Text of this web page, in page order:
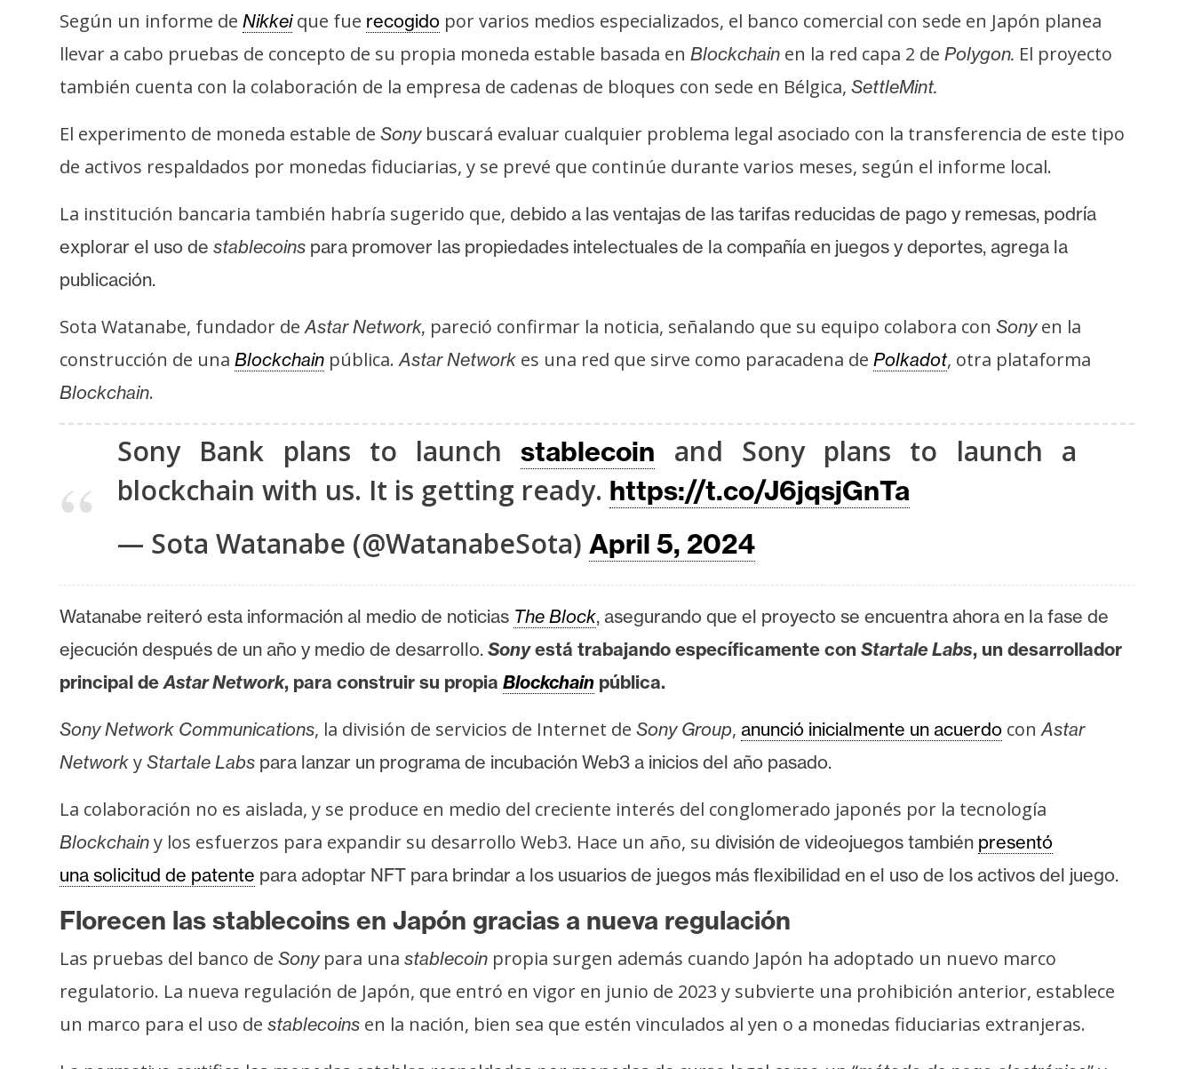
e
s
a
T
e
a
s
e
c
r
s
n
t
c
t
y
P
b
i
c
d
d
Según un informe de Nikkeique fue recogido por varios medios especializados, el banco comercial con sede en Japón planea
llevar a cabo pruebas de concepto de su propia moneda estable basada en Blockchain en la red capa 2 de Polygon. El proyecto
también cuenta con la colaboración de la empresa de cadenas de bloques con sede en Bélgica, SettleMint.
El experimento de moneda estable de Sonybuscará evaluar cualquier problema legal asociado con la transferencia de este tipo
de activos respaldados por monedas fiduciarias, y se prevé que continúe durante varios meses, según el informe local.
La institución bancaria también habría sugerido que, debido a las ventajas de las tarifas reducidas de pago y remesas, podría
explorar el uso de stablecoins para promover las propiedades intelectuales de la compañía en juegos y deportes, agrega la
publicación.
Sota Watanabe, fundador de Astar Network, pareció confirmar la noticia, señalando que su equipo colabora con Sonyen la
construcción de una Blockchain pública.Astar Network es una red que sirve como paracadena de Polkadot, otra plataforma
Blockchain.
Sony Bank plans to launchstablecoin and Sony plans to launch a
blockchain with us. It is getting ready. https://t.co/J6jqsjGnTa
— Sota Watanabe (@WatanabeSota) April 5, 2024
Watanabe reiteró esta información al medio de noticias The Block, asegurando que el proyecto se encuentra ahora en la fase de
ejecución después de un año y medio de desarrollo. Sonyestá trabajando específicamente con Startale Labs, un desarrollador
principal de Astar Network, para construir su propia Blockchain pública.
Sony Network Communications, la división de servicios de Internet de Sony Group, anunció inicialmente un acuerdo conAstar
Network y Startale Labs para lanzar un programa de incubación Web3 a inicios del año pasado.
La colaboración no es aislada, y se produce en medio del creciente interés del conglomerado japonés por la tecnología
Blockchain y los esfuerzos para expandir su desarrollo Web3. Hace un año, su división de videojuegos también presentó
una solicitud de patente para adoptar NFT para brindar a los usuarios de juegos más flexibilidad en el uso de los activos del juego.
Florecen las stablecoins en Japón gracias a nueva regulación
Las pruebas del banco de Sonypara una stablecoin propia surgen además cuando Japón ha adoptado un nuevo marco
regulatorio. La nueva regulación de Japón, que entró en vigor en junio de 2023 y subvierte una prohibición anterior, establece
un marco para el uso de stablecoins en la nación, bien sea que estén vinculados al yen o a monedas fiduciarias extranjeras.